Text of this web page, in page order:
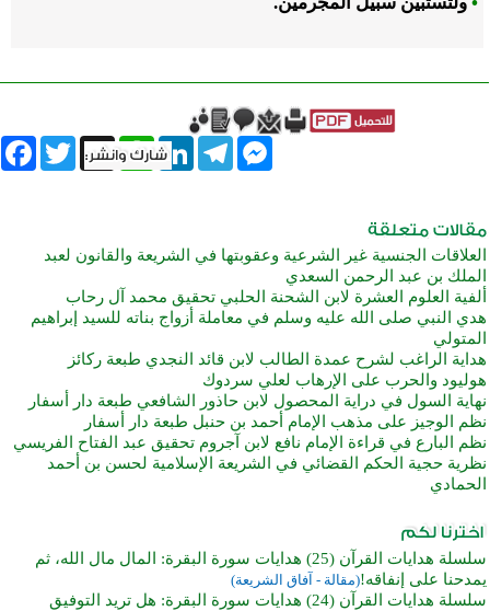
Twitter X
WhatsAppLinkedInTelegram
Messenger
العلاقات الجنسية غير الشرعية وعقوبتها في الشريعة والقانون لعبد
الملك بن عبد الرحمن السعدي
ألفية العلوم العشرة لابن الشحنة الحلبي تحقيق محمد آل رحاب
هدي النبي صلى الله عليه وسلم في معاملة أزواج بناته للسيد إبراهيم
المتولي
هداية الراغب لشرح عمدة الطالب لابن قائد النجدي طبعة ركائز
هوليود والحرب على الإرهاب لعلي سردوك
نهاية السول في دراية المحصول لابن حاذور الشافعي طبعة دار أسفار
نظم الوجيز على مذهب الإمام أحمد بن حنبل طبعة دار أسفار
نظم البارع في قراءة الإمام نافع لابن آجروم تحقيق عبد الفتاح الفريسي
نظرية حجية الحكم القضائي في الشريعة الإسلامية لحسن بن أحمد
الحمادي
سلسلة هدايات القرآن (25) هدايات سورة البقرة: المال مال الله، ثم
يمدحنا على إنفاقه!(مقالة - آفاق الشريعة)
سلسلة هدايات القرآن (24) هدايات سورة البقرة: هل تريد التوفيق